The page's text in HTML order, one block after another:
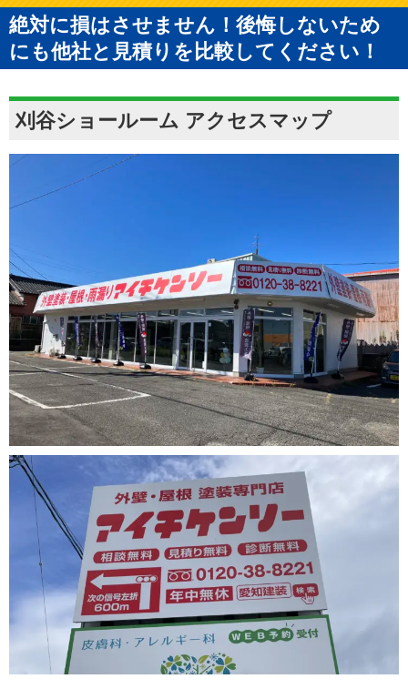
絶対に損はさせません！後悔しないため
にも他社と見積りを比較してください！
刈谷ショールーム アクセスマップ